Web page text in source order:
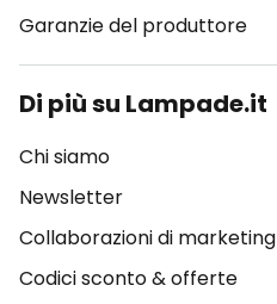
Garanzie del produttore
Di più su Lampade.it
Chi siamo
Newsletter
Collaborazioni di marketing
Codici sconto & offerte